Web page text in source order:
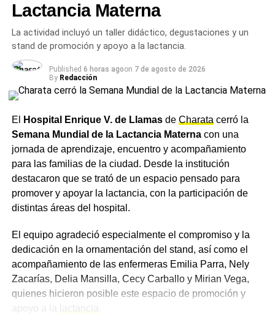
agricultura de secano marcan el ritmo de vida, el guiso
plato que aparece en las cosechas, en los rodeos, en los
galpones cuando el tiempo cambia. La versión chaqueña
incorpora lo que el monte y el campo tienen a mano:
zapallo anco, batata, choclo en rodajas y, en los meses
fríos, el trozo de carne que elfrigoríficolocal o la
El secreto del zapallo merece mención aparte. Si se
cortan algunos cubos muy pequeños, se deshacen
completamente durante la cocción y crean una salsa
espesa de color naranja vibrante que es la marca
registrada de un buen carrero. Ese color es el que avisa,
antes de probar, que la olla está bien hecha.
La receta del Guiso carrero
El plato del fogón de campo.Una sola olla, mucho
sabor y la cuchara parada como prueba de que está listo.
Vamos con lareceta.
Lactancia Materna
La actividad incluyó un taller didáctico, degustaciones y un
stand de promoción y apoyo a la lactancia.
Published 6 horas agoon 7 de agosto de 2026
By Redacción
El Hospital Enrique V. de Llamasde Charata cerró la
Semana Mundial de la Lactancia Maternacon una
jornada de aprendizaje, encuentro y acompañamiento
para las familias de la ciudad. Desde la institución
destacaron que se trató de un espacio pensado para
promover y apoyar la lactancia, con la participación de
distintas áreas del hospital.
El equipo agradeció especialmente el compromiso y la
dedicación en la ornamentación del stand, así como el
acompañamiento de las enfermeras Emilia Parra, Nely
Zacarías, Delia Mansilla, Cecy Carballo y Mirian Vega,
quienes hicieron posible este espacio de promoción y
lactancia